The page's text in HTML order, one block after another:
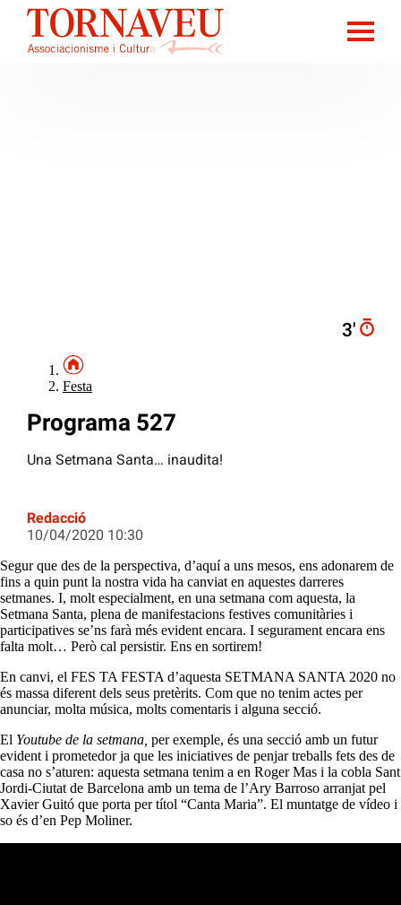
3′
Festa
Programa 527
Una Setmana Santa… inaudita!
Redacció
10/04/2020 10:30
Segur que des de la perspectiva, d’aquí a uns mesos, ens adonarem de
fins a quin punt la nostra vida ha canviat en aquestes darreres
setmanes. I, molt especialment, en una setmana com aquesta, la
Setmana Santa, plena de manifestacions festives comunitàries i
participatives se’ns farà més evident encara. I segurament encara ens
falta molt… Però cal persistir. Ens en sortirem!
En canvi, el FES TA FESTA d’aquesta SETMANA SANTA 2020 no
és massa diferent dels seus pretèrits. Com que no tenim actes per
anunciar, molta música, molts comentaris i alguna secció.
El Youtube de la setmana, per exemple, és una secció amb un futur
evident i prometedor ja que les iniciatives de penjar treballs fets des de
casa no s’aturen: aquesta setmana tenim a en Roger Mas i la cobla Sant
Jordi-Ciutat de Barcelona amb un tema de l’Ary Barroso arranjat pel
Xavier Guitó que porta per títol “Canta Maria”. El muntatge de vídeo i
so és d’en Pep Moliner.